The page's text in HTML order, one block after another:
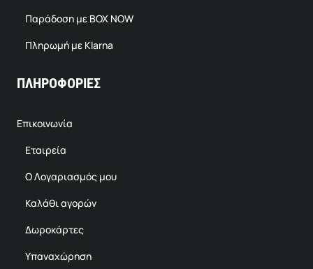
Παράδοση με BOX NOW
Πληρωμή με Klarna
ΠΛΗΡΟΦΟΡΙΕΣ
Επικοινωνία
Εταιρεία
Ο Λογαριασμός μου
Καλάθι αγορών
Δωροκάρτες
Υπαναχώρηση